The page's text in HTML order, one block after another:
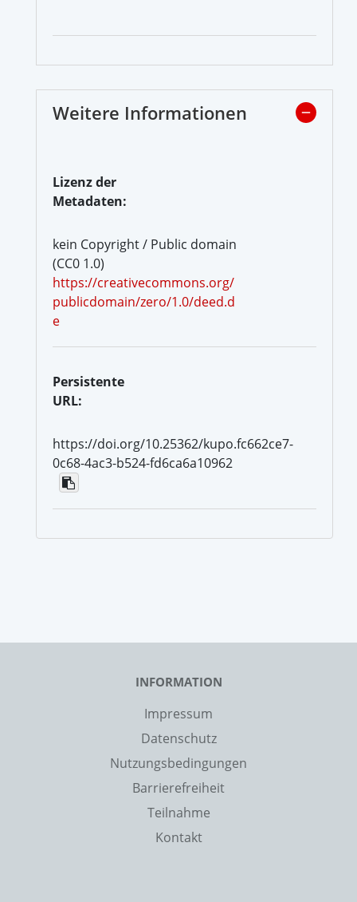
Weitere Informationen
Lizenz der
Metadaten:
kein Copyright / Public domain
(CC0 1.0)
https://creativecommons.org/
publicdomain/zero/1.0/deed.d
e
Persistente
URL:
https://doi.org/10.25362/kupo.fc662ce7-
0c68-4ac3-b524-fd6ca6a10962
INFORMATION
Impressum
Datenschutz
Nutzungsbedingungen
Barrierefreiheit
Teilnahme
Kontakt